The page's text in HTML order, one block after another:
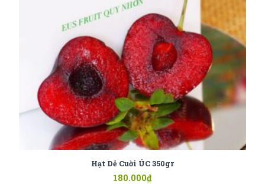
Hạt Dẻ Cuời ÚC 350gr
180.000₫